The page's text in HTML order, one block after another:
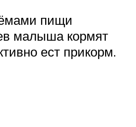
пищи
малыша кормят
ест прикорм.